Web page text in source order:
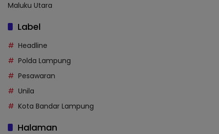
Maluku Utara
Label
Headline
Polda Lampung
Pesawaran
Unila
Kota Bandar Lampung
Halaman